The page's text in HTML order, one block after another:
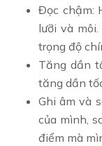
Đọc chậm:
lưỡi và
trọng độ
Tăng dần
tăng dần
Ghi âm và
của mình,
điểm mà